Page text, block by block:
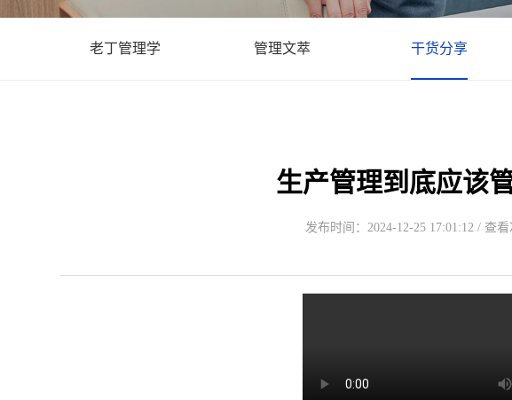
老丁管理学 管理文萃 干货分享
生产管理到底应该
发布时间：2024-12-25 17:01:12 / 查